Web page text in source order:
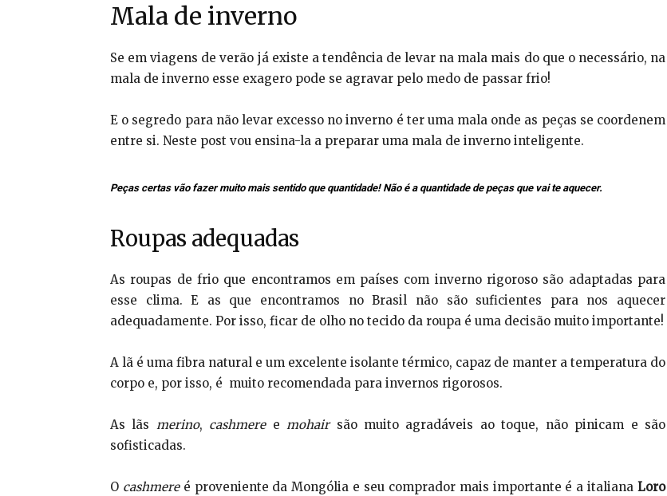
Mala de inverno
Se em viagens de verão já existe a tendência de levar na mala mais do que o necessário, na
mala de inverno esse exagero pode se agravar pelo medo de passar frio!
E o segredo para não levar excesso no inverno é ter uma mala onde as peças se coordenem
entre si. Neste post vou ensina-la a preparar uma mala de inverno inteligente.
Peças certas vão fazer muito mais sentido que quantidade! Não é a quantidade de peças que vai te aquecer.
Roupas adequadas
As roupas de frio que encontramos em países com inverno rigoroso são adaptadas para
esse clima. E as que encontramos no Brasil não são suficientes para nos aquecer
adequadamente. Por isso, ficar de olho no tecido da roupa é uma decisão muito importante!
A lã é uma fibra natural e um excelente isolante térmico, capaz de manter a temperatura do
corpo e, por isso, é muito recomendada para invernos rigorosos.
As lãs merino, cashmereemohairsão muito agradáveis ao toque, não pinicam e são
sofisticadas.
O cashmereé proveniente da Mongólia e seu comprador mais importante é a italianaLoro